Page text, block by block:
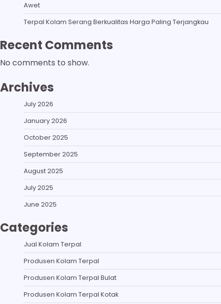
Awet
Terpal Kolam Serang Berkualitas Harga Paling Terjangkau
Recent Comments
No comments to show.
Archives
July 2026
January 2026
October 2025
September 2025
August 2025
July 2025
June 2025
Categories
Jual Kolam Terpal
Produsen Kolam Terpal
Produsen Kolam Terpal Bulat
Produsen Kolam Terpal Kotak